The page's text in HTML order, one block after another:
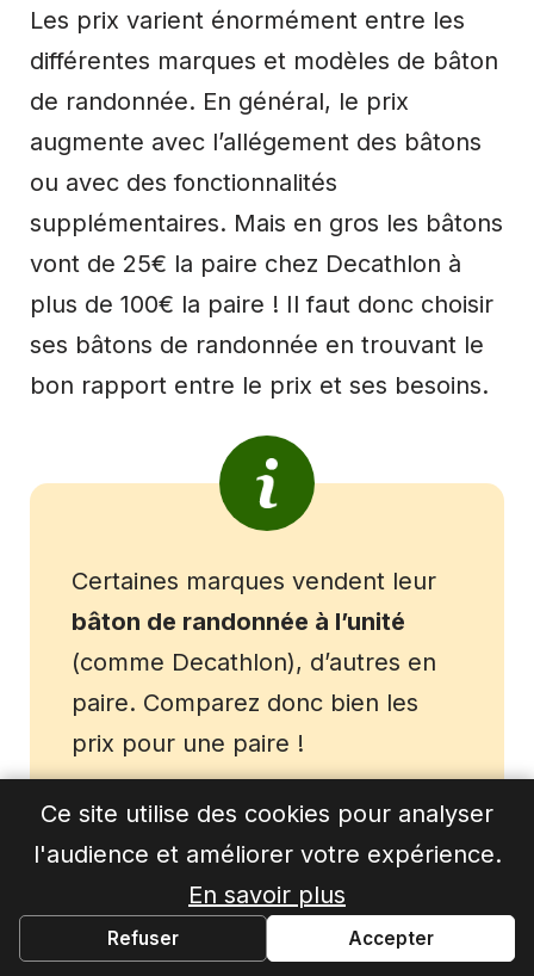
Les prix varient énormément entre les
différentes marques et modèles de bâton
de randonnée. En général, le prix
augmente avec l’allégement des bâtons
ou avec des fonctionnalités
supplémentaires. Mais en gros les bâtons
vont de 25€ la paire chez Decathlon à
plus de 100€ la paire ! Il faut donc choisir
ses bâtons de randonnée en trouvant le
bon rapport entre le prix et ses besoins.
Certaines marques vendent leur
bâton de randonnée à l’unité
(comme Decathlon), d’autres en
paire. Comparez donc bien les
prix pour une paire !
Les poignées des bâtons de marche
Ce site utilise des cookies pour analyser
l'audience et améliorer votre expérience.
En savoir plus
Refuser Accepter